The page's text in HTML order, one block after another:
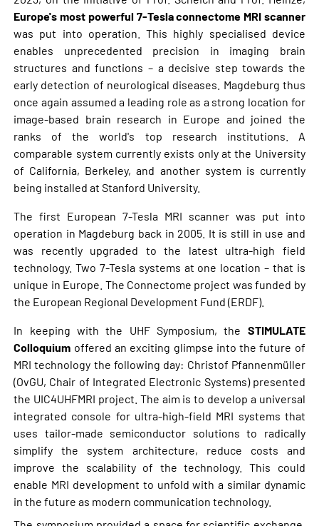
Europe's most powerful 7-Tesla connectome MRI scanner
was put into operation. This highly specialised device
enables unprecedented precision in imaging brain
structures and functions – a decisive step towards the
early detection of neurological diseases. Magdeburg thus
once again assumed a leading role as a strong location for
image-based brain research in Europe and joined the
ranks of the world's top research institutions. A
comparable system currently exists only at the University
of California, Berkeley, and another system is currently
being installed at Stanford University.
The first European 7-Tesla MRI scanner was put into
operation in Magdeburg back in 2005. It is still in use and
was recently upgraded to the latest ultra-high field
technology. Two 7-Tesla systems at one location – that is
unique in Europe. The Connectome project was funded by
the European Regional Development Fund (ERDF).
In keeping with the UHF Symposium, the STIMULATE
Colloquium offered an exciting glimpse into the future of
MRI technology the following day: Christof Pfannenmüller
(OvGU, Chair of Integrated Electronic Systems) presented
the UIC4UHFMRI project. The aim is to develop a universal
integrated console for ultra-high-field MRI systems that
uses tailor-made semiconductor solutions to radically
simplify the system architecture, reduce costs and
improve the scalability of the technology. This could
enable MRI development to unfold with a similar dynamic
in the future as modern communication technology.